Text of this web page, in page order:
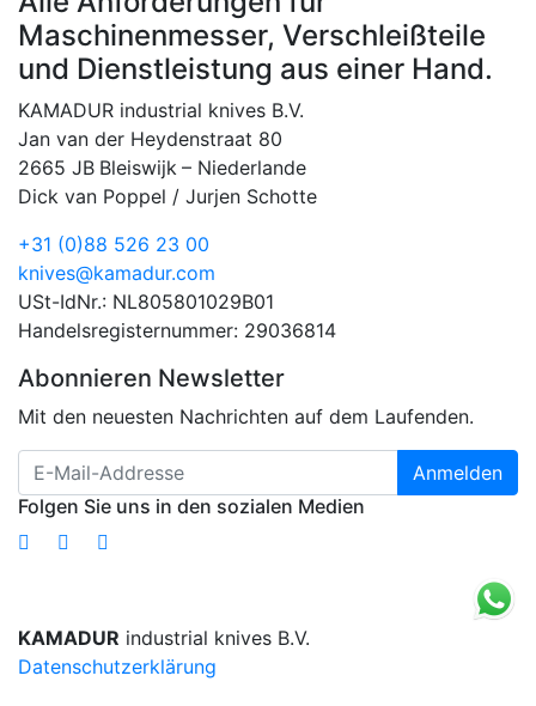
Maschinenmesser, Verschleißteile
und Dienstleistung aus einer Hand.
KAMADUR industrial knives B.V.
Jan van der Heydenstraat 80
2665 JB Bleiswijk – Niederlande
Dick van Poppel / Jurjen Schotte
+31 (0)88 526 23 00
knives@kamadur.com
USt-IdNr.: NL805801029B01
Handelsregisternummer: 29036814
Abonnieren Newsletter
Mit den neuesten Nachrichten auf dem Laufenden.
Anmelden
Folgen Sie uns in den sozialen Medien
KAMADUR industrial knives B.V.
Datenschutzerklärung